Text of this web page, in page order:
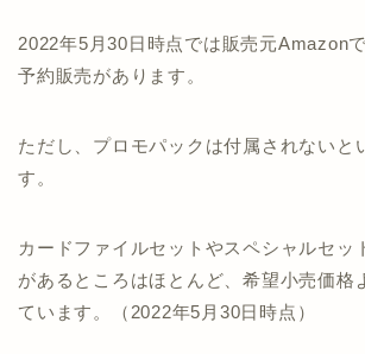
2022年5月30日時点では販売元Amazon
予約販売があります。
ただし、プロモパックは付属されないと
す。
カードファイルセットやスペシャルセッ
があるところはほとんど、希望小売価格
ています。（2022年5月30日時点）